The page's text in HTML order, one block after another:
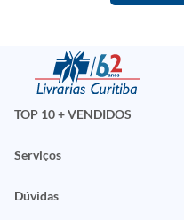
TOP 10 + VENDIDOS
Serviços
Dúvidas